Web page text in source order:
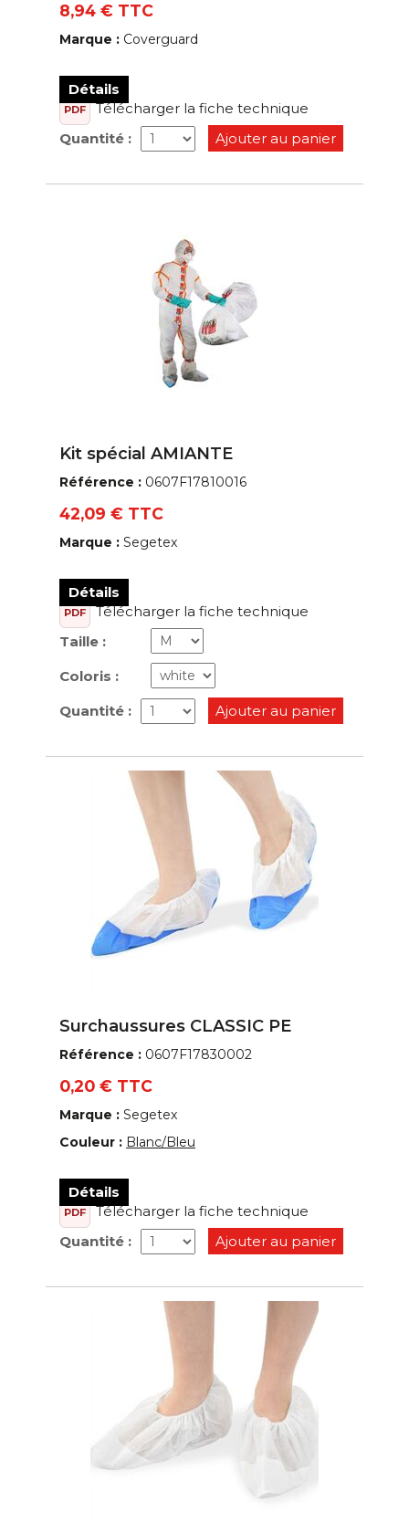
8,94 € TTC
Marque : Coverguard
Détails
PDF
Télécharger la fiche technique
Quantité :
Ajouter au panier
Kit spécial AMIANTE
Référence : 0607F17810016
42,09 € TTC
Marque : Segetex
Détails
PDF
Télécharger la fiche technique
Taille :
Coloris :
Quantité : Ajouter au panier
Surchaussures CLASSIC PE
Référence : 0607F17830002
0,20 € TTC
Marque : Segetex
Couleur : Blanc/Bleu
Détails
PDF
Télécharger la fiche technique
Quantité :
Ajouter au panier